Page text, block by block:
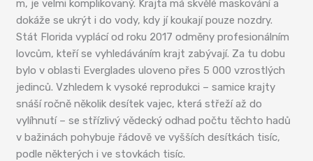
m, je velmi komplikovaný. Krajta má skvělé maskování a
dokáže se ukrýt i do vody, kdy jí koukají pouze nozdry.
Stát Florida vyplácí od roku 2017 odměny profesionálním
lovcům, kteří se vyhledáváním krajt zabývají. Za tu dobu
bylo v oblasti Everglades uloveno přes 5 000 vzrostlých
jedinců. Vzhledem k vysoké reprodukci – samice krajty
snáší ročně několik desítek vajec, která střeží až do
vylíhnutí – se střízlivý vědecký odhad počtu těchto hadů
v bažinách pohybuje řádově ve vyšších desítkách tisíc,
podle některých i ve stovkách tisíc.